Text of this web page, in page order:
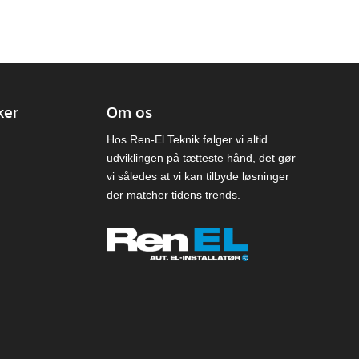
Om os
Hos Ren-El Teknik følger vi altid
udviklingen på tætteste hånd, det gør
vi således at vi kan tilbyde løsninger
der matcher tidens trends.